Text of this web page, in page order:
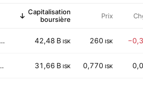
Capitalisation
boursière
Prix
Eimskipafelag Islands hf. 42,48 B ISK 260 ISK
hf 31,66 B ISK 0,770 ISK